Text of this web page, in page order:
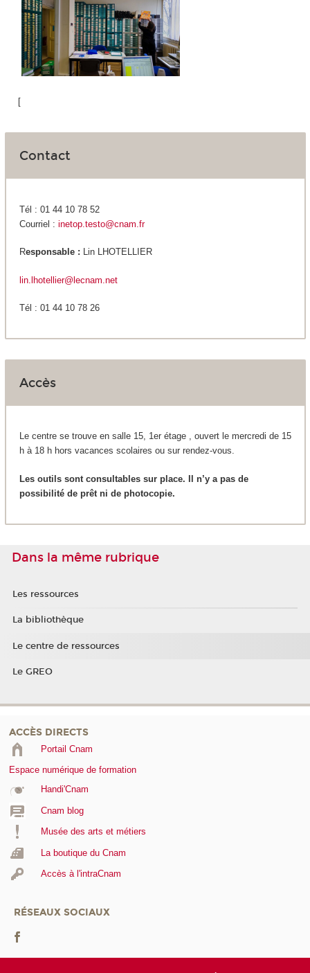
[
Contact
Tél : 01 44 10 78 52
Courriel : inetop.testo@cnam.fr
Responsable : Lin LHOTELLIER
lin.lhotellier@lecnam.net
Tél : 01 44 10 78 26
Accès
Le centre se trouve en salle 15, 1erétage , ouvert le mercredi de 15
h à 18 h hors vacances scolaires ou sur rendez-vous.
Les outils sont consultables sur place. Il n’y a pas de
possibilité de prêt ni de photocopie.
Dans la même rubrique
Les ressources
La bibliothèque
Le centre de ressources
Le GREO
ACCÈS DIRECTS
Portail Cnam
Espace numérique de formation
Handi'Cnam
Cnam blog
Musée des arts et métiers
La boutique du Cnam
Accès à l'intraCnam
RÉSEAUX SOCIAUX